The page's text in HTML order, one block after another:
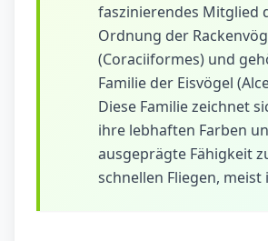
faszinierendes Mitglied
Ordnung der
(Coraciiformes) und
Familie der Eisvögel
Diese Familie zeichnet
ihre lebhaften Farben
ausgeprägte Fähigkeit
schnellen Fliegen, meist